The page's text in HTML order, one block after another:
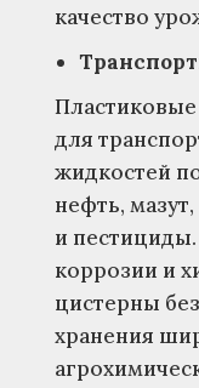
качество
для
жидкостей
нефть,
и пестициды.
коррозии и
цистерны
хранения